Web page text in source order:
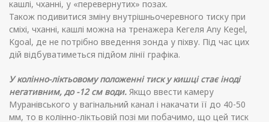
кашлі, чханні, у «перевернутих» позах.
Також подивитися зміну внутрішньочеревного тиску при
сміхі, чханні, кашлі можна на тренажера Кегеля Any Kegel,
Kgoal, де не потрібно введення зонда у піхву. Під час цих
дій відбуватиметься підйом лінії графіка.
У колінно-ліктьовому положенні тиск у кишці стає іноді
негативним, до -12 см води. Якщо ввести камеру
Муранівського у вагінальний канал і накачати її до 40-50
мм, то в колінно-ліктьовій позі ми побачимо, що цей тиск